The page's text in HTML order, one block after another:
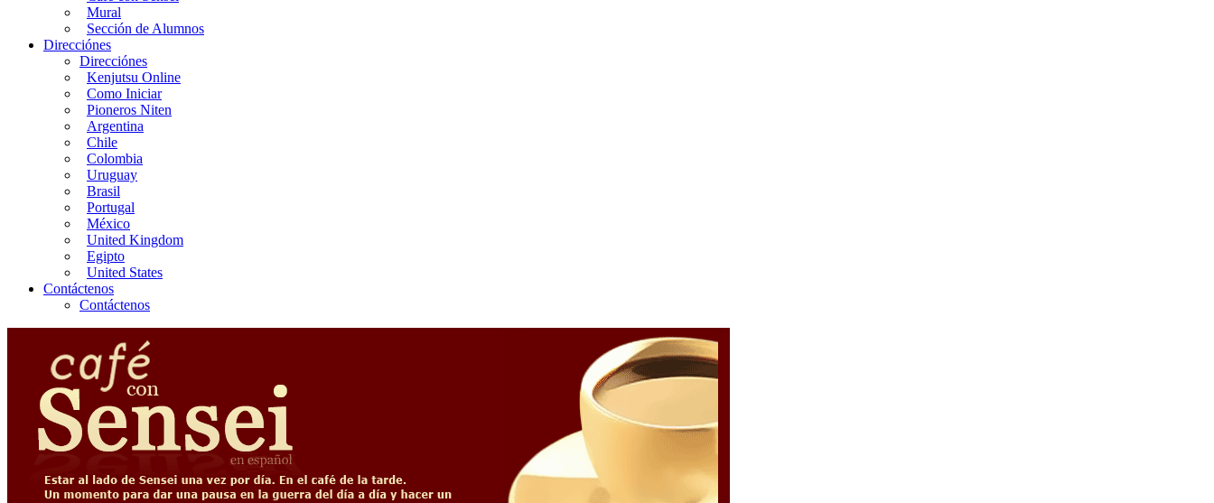
Mural
Sección de Alumnos
Direcciónes
Direcciónes
Kenjutsu Online
Como Iniciar
Pioneros Niten
Argentina
Chile
Colombia
Uruguay
Brasil
Portugal
México
United Kingdom
Egipto
United States
Contáctenos
Contáctenos